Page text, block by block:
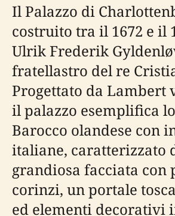
Il Palazzo di
costruito tra il 1672 e il
Ulrik Frederik
fratellastro del re
Progettato da Lambert
il palazzo esemplifica
Barocco olandese con
italiane, caratterizzato
grandiosa facciata con
corinzi, un portale
ed elementi decorativi